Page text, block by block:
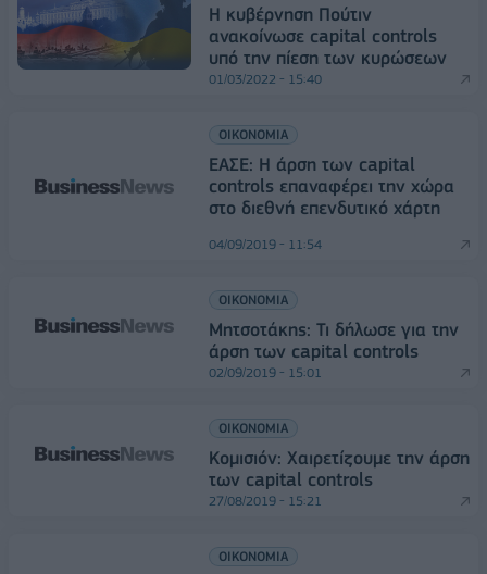
Η κυβέρνηση Πούτιν
ανακοίνωσε capital controls
υπό την πίεση των κυρώσεων
01/03/2022 - 15:40
ΟΙΚΟΝΟΜΙΑ
ΕΑΣΕ: Η άρση των capital
controls επαναφέρει την χώρα
στο διεθνή επενδυτικό χάρτη
04/09/2019 - 11:54
ΟΙΚΟΝΟΜΙΑ
Μητσοτάκης: Τι δήλωσε για την
άρση των capital controls
02/09/2019 - 15:01
ΟΙΚΟΝΟΜΙΑ
Κομισιόν: Χαιρετίζουμε την άρση
των capital controls
27/08/2019 - 15:21
ΟΙΚΟΝΟΜΙΑ